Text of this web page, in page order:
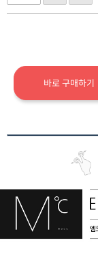
바로 구매하기